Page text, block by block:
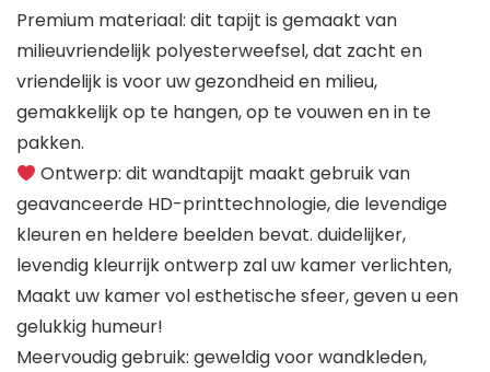
Premium materiaal: dit tapijt is gemaakt van
milieuvriendelijk polyesterweefsel, dat zacht en
vriendelijk is voor uw gezondheid en milieu,
gemakkelijk op te hangen, op te vouwen en in te
pakken.
Ontwerp: dit wandtapijt maakt gebruik van
geavanceerde HD-printtechnologie, die levendige
kleuren en heldere beelden bevat. duidelijker,
levendig kleurrijk ontwerp zal uw kamer verlichten,
Maakt uw kamer vol esthetische sfeer, geven u een
gelukkig humeur!
Meervoudig gebruik: geweldig voor wandkleden,